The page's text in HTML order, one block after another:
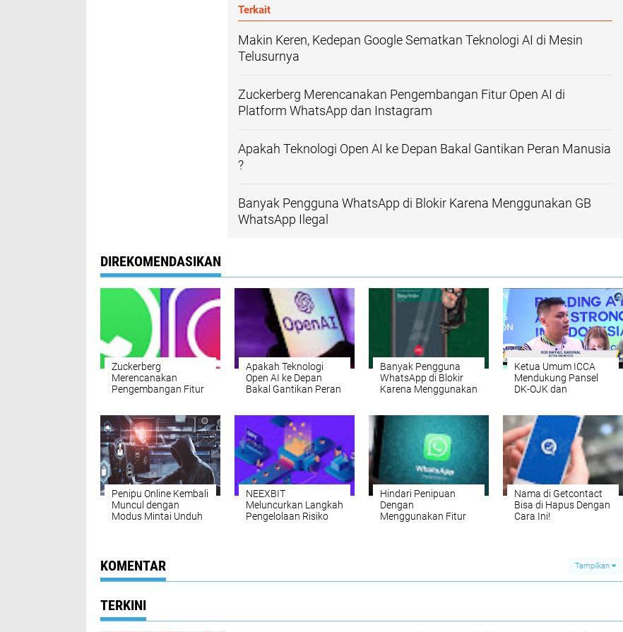
Terkait
Makin Keren, Kedepan Google Sematkan Teknologi AI di Mesin
Telusurnya
Zuckerberg Merencanakan Pengembangan Fitur Open AI di
Platform WhatsApp dan Instagram
Apakah Teknologi Open AI ke Depan Bakal Gantikan Peran Manusia
?
Banyak Pengguna WhatsApp di Blokir Karena Menggunakan GB
WhatsApp Ilegal
DIREKOMENDASIKAN
Zuckerberg
Merencanakan
Pengembangan Fitur
Instagram
Apakah Teknologi
Open AI ke Depan
Bakal Gantikan Peran
Banyak Pengguna
WhatsApp di Blokir
Karena Menggunakan
Ketua Umum ICCA
Mendukung Pansel
DK-OJK dan
Penipu Online Kembali
Muncul dengan
Modus Mintai Unduh
NEEXBIT
Meluncurkan Langkah
Pengelolaan Risiko
Hindari Penipuan
Dengan
Menggunakan Fitur
Nama di Getcontact
Bisa di Hapus Dengan
Cara Ini!
KOMENTAR Tampilkan
TERKINI